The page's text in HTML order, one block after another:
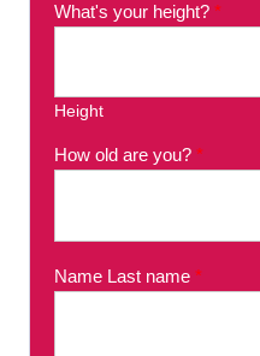
What's your height? *
Height
How old are you? *
Name Last name *